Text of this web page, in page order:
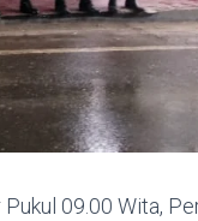
09.00 Wita,